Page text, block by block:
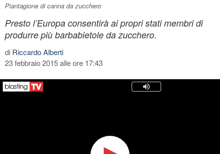
Piantagione di canna da zucchero
Presto l’Europa consentirà ai propri stati membri di
produrre più barbabietole da zucchero.
di Riccardo Alberti
23 febbraio 2015 alle ore 17:43